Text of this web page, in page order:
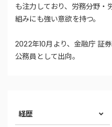
も注力しており、労務分野・
組みにも強い意欲を持つ。
2022年10月より、金融庁 証
公務員として出向。
経歴